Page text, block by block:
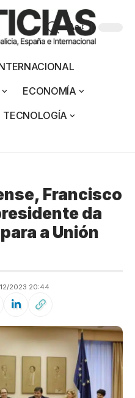
Aa
ECONOMÍA
TECNOLOGÍA
Francisco
da
a Unión
12/2023 20:44